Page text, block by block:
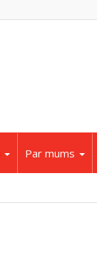
Par mums